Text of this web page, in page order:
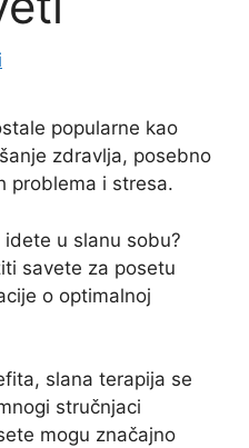
popularne kao
zdravlja, posebno
problema i stresa.
u slanu sobu?
savete za posetu
o optimalnoj
slana terapija se
stručnjaci
mogu značajno